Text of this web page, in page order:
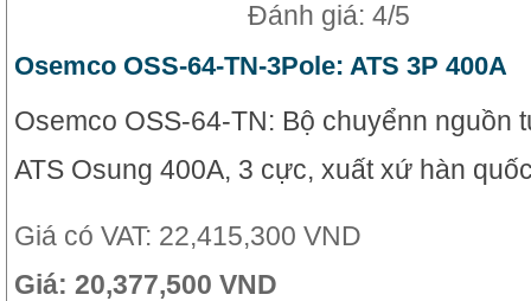
Đánh giá: 4/5
Osemco OSS-64-TN-3Pole: ATS 3P 400A
Osemco OSS-64-TN: Bộ chuyểnn nguồn
ATS Osung 400A, 3 cực, xuất xứ hàn
Giá có VAT: 22,415,300 VND
Giá: 20,377,500 VND